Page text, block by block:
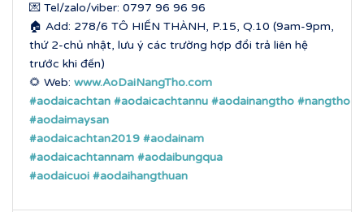
💌 Tel/zalo/viber: 0797 96 96 96
🏠 Add: 278/6 TÔ HIẾN THÀNH, P.15, Q.10 (9am-9pm,
thứ 2-chủ nhật, lưu ý các trường hợp đổi trả liên hệ
trước khi đến)
🌻 Web: www.AoDaiNangTho.com
#aodaicachtan #aodaicachtannu #aodainangtho #nangtho
#aodaimaysan
#aodaicachtan2019 #aodainam
#aodaicachtannam #aodaibungqua
#aodaicuoi #aodaihangthuan